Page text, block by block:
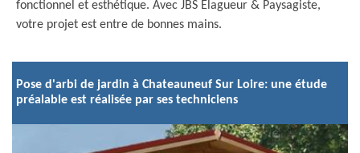
fonctionnel et esthétique. Avec JBS Elagueur & Paysagiste,
votre projet est entre de bonnes mains.
Pose d'arbi de jardin à Chateauneuf Sur Loire: une étude
préalable est réalisée par ses techniciens